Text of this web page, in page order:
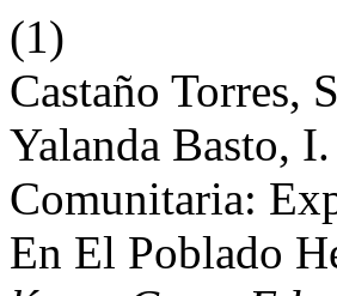
(1)
Castaño Torres,
Yalanda Basto,
Comunitaria:
En El Poblado